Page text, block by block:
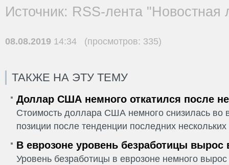
Источник: RSS-лента "Новостная
08.08.2019 14:34 (просмотров: 335)
ТАКЖЕ НА ЭТУ ТЕМУ
Доллар США немного откатился после
Стоимость доллара США немного снизилась во
позиции после тенденции последних
В еврозоне уровень безработицы вырос
Уровень безработицы в еврозоне немного